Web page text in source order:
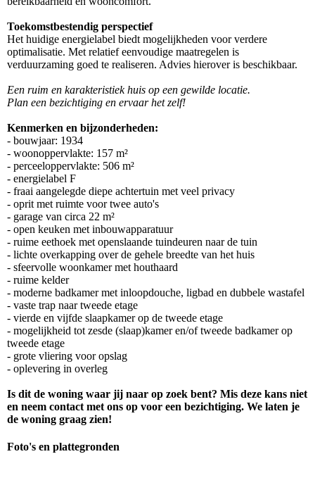
Toekomstbestendig perspectief
Het huidige energielabel biedt mogelijkheden voor verdere
optimalisatie. Met relatief eenvoudige maatregelen is
verduurzaming goed te realiseren. Advies hierover is beschikbaar.
Een ruim en karakteristiek huis op een gewilde locatie.
Plan een bezichtiging en ervaar het zelf!
Kenmerken en bijzonderheden:
- bouwjaar: 1934
- woonoppervlakte: 157 m²
- perceeloppervlakte: 506 m²
- energielabel F
- fraai aangelegde diepe achtertuin met veel privacy
- oprit met ruimte voor twee auto's
- garage van circa 22 m²
- open keuken met inbouwapparatuur
- ruime eethoek met openslaande tuindeuren naar de tuin
- lichte overkapping over de gehele breedte van het huis
- sfeervolle woonkamer met houthaard
- ruime kelder
- moderne badkamer met inloopdouche, ligbad en dubbele wastafel
- vaste trap naar tweede etage
- vierde en vijfde slaapkamer op de tweede etage
- mogelijkheid tot zesde (slaap)kamer en/of tweede badkamer op
tweede etage
- grote vliering voor opslag
- oplevering in overleg
Is dit de woning waar jij naar op zoek bent? Mis deze kans niet
en neem contact met ons op voor een bezichtiging. We laten je
de woning graag zien!
Foto's en plattegronden